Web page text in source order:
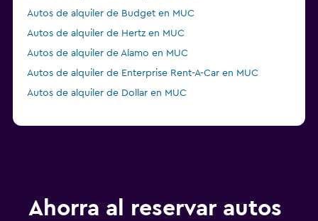
Autos de alquiler de Budget en MUC
Autos de alquiler de Hertz en MUC
Autos de alquiler de Alamo en MUC
Autos de alquiler de Enterprise Rent-A-Car en MUC
Autos de alquiler de Dollar en MUC
Ahorra al reservar autos